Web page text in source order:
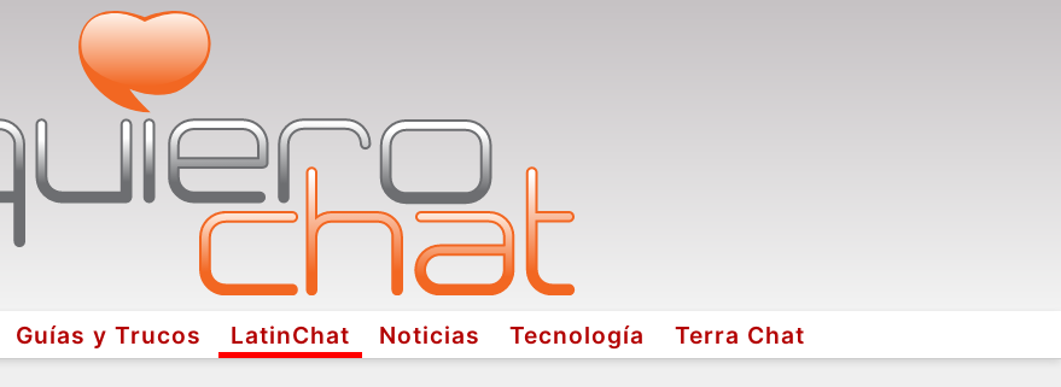
Guías y Trucos LatinChat Noticias Tecnología Terra Chat